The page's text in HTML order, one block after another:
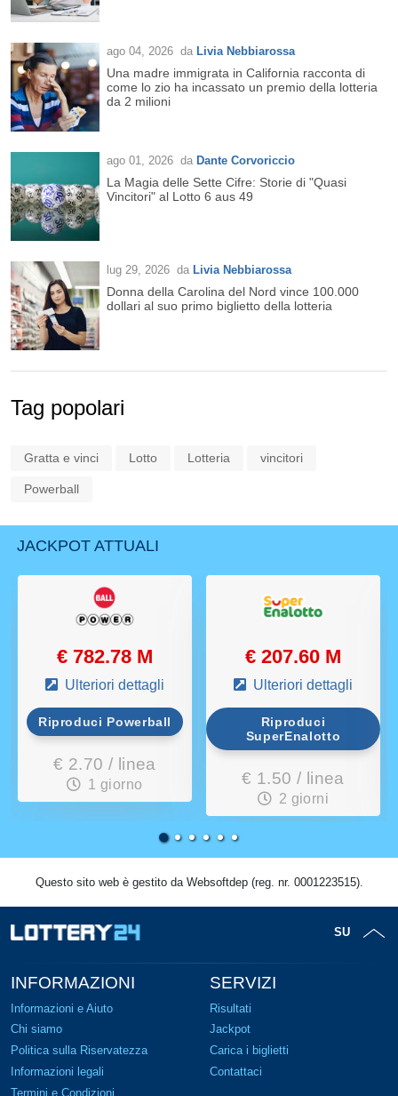
ago 04, 2026 da Livia Nebbiarossa
Una madre immigrata in California racconta di
come lo zio ha incassato un premio della lotteria
da 2 milioni
ago 01, 2026 da Dante Corvoriccio
La Magia delle Sette Cifre: Storie di "Quasi
Vincitori" al Lotto 6 aus 49
lug 29, 2026 da Livia Nebbiarossa
Donna della Carolina del Nord vince 100.000
dollari al suo primo biglietto della lotteria
Tag popolari
Gratta e vinci Lotto Lotteria vincitori
Powerball
JACKPOT ATTUALI
€ 782.78 M
Ulteriori dettagli
Riproduci Powerball
€ 2.70 / linea
1 giorno
€ 207.60 M
Ulteriori dettagli
Riproduci
SuperEnalotto
€ 1.50 / linea
2 giorni
Questo sito web è gestito da Websoftdep (reg. nr. 0001223515).
SU
INFORMAZIONI
Informazioni e Aiuto
Chi siamo
Politica sulla Riservatezza
Informazioni legali
Termini e Condizioni
SERVIZI
Risultati
Jackpot
Carica i biglietti
Contattaci